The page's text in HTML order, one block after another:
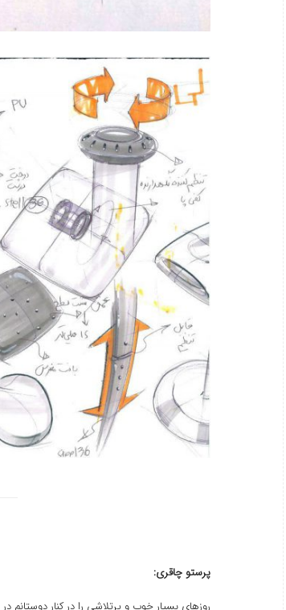
پرستو چاقری:
روزهای بسیار خوب و پرتلاشی را در کنار